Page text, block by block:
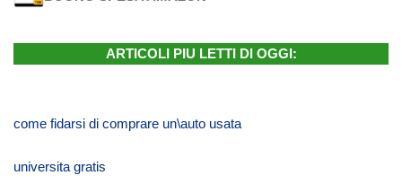
ARTICOLI PIU LETTI DI OGGI:
come fidarsi di comprare un\auto usata
universita gratis